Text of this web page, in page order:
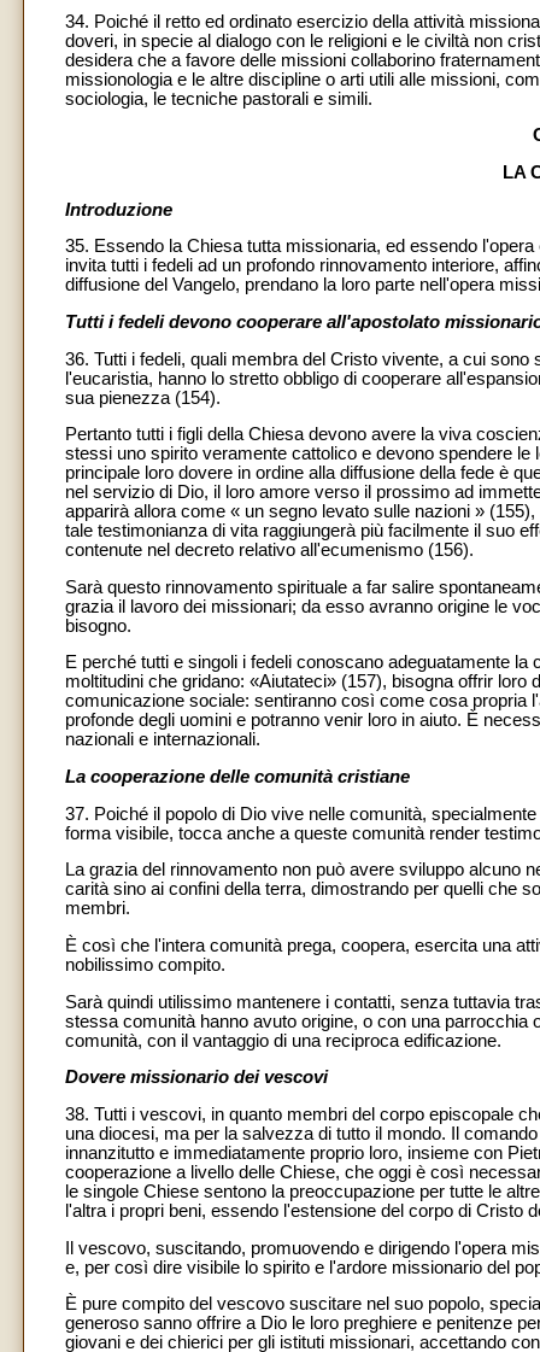
34. Poiché il retto ed ordinato esercizio della attività
doveri, in specie al dialogo con le religioni e le civiltà non
desidera che a favore delle missioni collaborino
missionologia e le altre discipline o arti utili alle missioni,
sociologia, le tecniche pastorali e simili.
LA
Introduzione
35. Essendo la Chiesa tutta missionaria, ed essendo
invita tutti i fedeli ad un profondo rinnovamento interiore,
diffusione del Vangelo, prendano la loro parte nell'opera
Tutti i fedeli devono cooperare all'apostolato
36. Tutti i fedeli, quali membra del Cristo vivente, a cui
l'eucaristia, hanno lo stretto obbligo di cooperare
sua pienezza (154).
Pertanto tutti i figli della Chiesa devono avere la viva
stessi uno spirito veramente cattolico e devono spendere
principale loro dovere in ordine alla diffusione della fede è
nel servizio di Dio, il loro amore verso il prossimo ad
apparirà allora come « un segno levato sulle nazioni »
tale testimonianza di vita raggiungerà più facilmente il suo
contenute nel decreto relativo all'ecumenismo (156).
Sarà questo rinnovamento spirituale a far salire
grazia il lavoro dei missionari; da esso avranno origine le
bisogno.
E perché tutti e singoli i fedeli conoscano adeguatamente
moltitudini che gridano: «Aiutateci» (157), bisogna offrir
comunicazione sociale: sentiranno così come cosa propria
profonde degli uomini e potranno venir loro in aiuto. È
nazionali e internazionali.
La cooperazione delle comunità cristiane
37. Poiché il popolo di Dio vive nelle comunità,
forma visibile, tocca anche a queste comunità render
La grazia del rinnovamento non può avere sviluppo alcuno
carità sino ai confini della terra, dimostrando per quelli che
membri.
È così che l'intera comunità prega, coopera, esercita una
nobilissimo compito.
Sarà quindi utilissimo mantenere i contatti, senza tuttavia
stessa comunità hanno avuto origine, o con una
comunità, con il vantaggio di una reciproca edificazione.
Dovere missionario dei vescovi
38. Tutti i vescovi, in quanto membri del corpo episcopale
una diocesi, ma per la salvezza di tutto il mondo. Il
innanzitutto e immediatamente proprio loro, insieme con
cooperazione a livello delle Chiese, che oggi è così
le singole Chiese sentono la preoccupazione per tutte le
l'altra i propri beni, essendo l'estensione del corpo di Cristo
Il vescovo, suscitando, promuovendo e dirigendo l'opera
e, per così dire visibile lo spirito e l'ardore missionario del
È pure compito del vescovo suscitare nel suo popolo,
generoso sanno offrire a Dio le loro preghiere e penitenze
giovani e dei chierici per gli istituti missionari, accettando